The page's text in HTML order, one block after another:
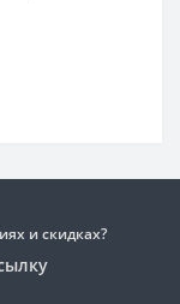
и скидках?